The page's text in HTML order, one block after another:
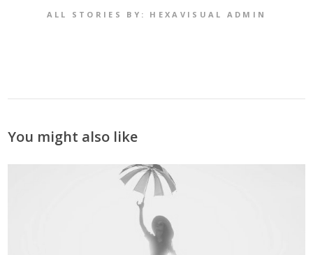
ALL STORIES BY: HEXAVISUAL ADMIN
You might also like